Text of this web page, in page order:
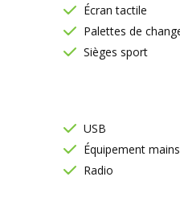
Écran tactile
Palettes de
Sièges sport
USB
Équipement
Radio